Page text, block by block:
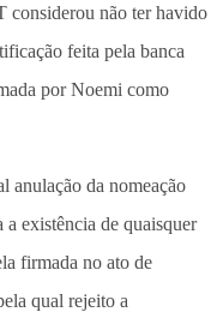
considerou não ter havido
feita pela banca
por Noemi como
anulação da nomeação
existência de quaisquer
firmada no ato de
qual rejeito a